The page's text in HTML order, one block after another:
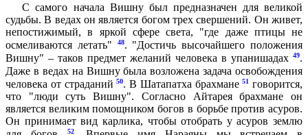
С самого начала Вишну был предназначен для великой
судьбы. В ведах он является богом трех свершений. Он живет,
непостижимый, в яркой сфере света, "где даже птицы не
осмеливаются летать"
48. "Достичь высочайшего положения
Вишну" – таков предмет желаний человека в упанишадах 49.
Даже в ведах на Вишну была возложена задача освобождения
человека от страданий50. В Шатапатха брахмане51 говорится,
что "люди суть Вишну". Согласно Айтарея брахмане он
является великим помощником богов в борьбе против асуров.
Он принимает вид карлика, чтобы отобрать у асуров землю
52